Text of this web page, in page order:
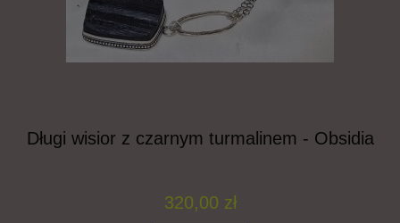
Długi wisior z czarnym turmalinem - Obsidia
320,00 zł